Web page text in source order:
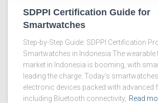
SDPPI Certification Guide for
Smartwatches
Step-by-Step Guide: SDPPI Certification
Smartwatches in Indonesia The
market in Indonesia is booming, with
leading the charge. Today’s
electronic devices packed with advanced
including Bluetooth connectivity, Read